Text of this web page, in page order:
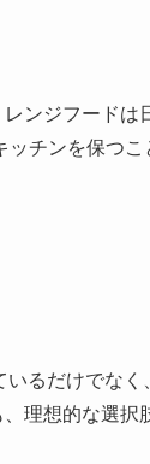
ンジフードは
チンを保つこ
るだけでな
理想的な選択